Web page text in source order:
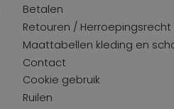
Betalen
Retouren / Herroepingsrecht
Maattabellen kleding en
Contact
Cookie gebruik
Ruilen